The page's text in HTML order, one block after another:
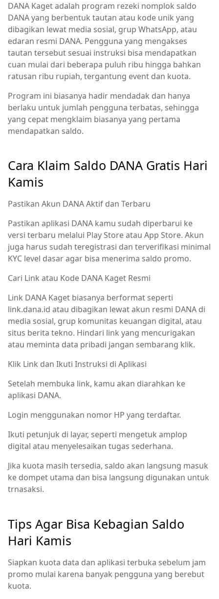
DANA Kaget adalah program rezeki nomplok saldo
DANA yang berbentuk tautan atau kode unik yang
dibagikan lewat media sosial, grup WhatsApp, atau
edaran resmi DANA. Pengguna yang mengakses
tautan tersebut sesuai instruksi bisa mendapatkan
cuan mulai dari beberapa puluh ribu hingga bahkan
ratusan ribu rupiah, tergantung event dan kuota.
Program ini biasanya hadir mendadak dan hanya
berlaku untuk jumlah pengguna terbatas, sehingga
yang cepat mengklaim biasanya yang pertama
mendapatkan saldo.
Cara Klaim Saldo DANA Gratis Hari
Kamis
Pastikan Akun DANA Aktif dan Terbaru
Pastikan aplikasi DANA kamu sudah diperbarui ke
versi terbaru melalui Play Store atau App Store. Akun
juga harus sudah teregistrasi dan terverifikasi minimal
KYC level dasar agar bisa menerima saldo promo.
Cari Link atau Kode DANA Kaget Resmi
Link DANA Kaget biasanya berformat seperti
link.dana.id atau dibagikan lewat akun resmi DANA di
media sosial, grup komunitas keuangan digital, atau
situs berita tekno. Hindari link yang mencurigakan
atau meminta data pribadi jangan sembarang klik.
Klik Link dan Ikuti Instruksi di Aplikasi
Setelah membuka link, kamu akan diarahkan ke
aplikasi DANA.
Login menggunakan nomor HP yang terdaftar.
Ikuti petunjuk di layar, seperti mengetuk amplop
digital atau menyelesaikan tugas sederhana.
Jika kuota masih tersedia, saldo akan langsung masuk
ke dompet utama dan bisa langsung digunakan untuk
trnasaksi.
Tips Agar Bisa Kebagian Saldo
Hari Kamis
Siapkan kuota data dan aplikasi terbuka sebelum jam
promo mulai karena banyak pengguna yang berebut
kuota.